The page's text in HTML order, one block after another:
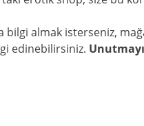
bilgi almak isterseniz,
edinebilirsiniz.